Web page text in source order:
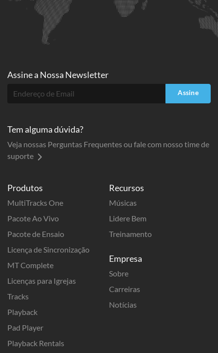
Produtos
MultiTracks One
Pacote Ao Vivo
Pacote de Ensaio
Licença de Sincronização
MT Complete
Licenças para Igrejas
Tracks
Playback
Pad Player
Playback Rentals
Recursos
Músicas
Lidere Bem
Treinamento
Empresa
Sobre
Carreiras
Notícias
Assine a Nossa Newsletter
Assine
Tem alguma dúvida?
Veja nossas Perguntas Frequentes ou fale com nosso time de
suporte